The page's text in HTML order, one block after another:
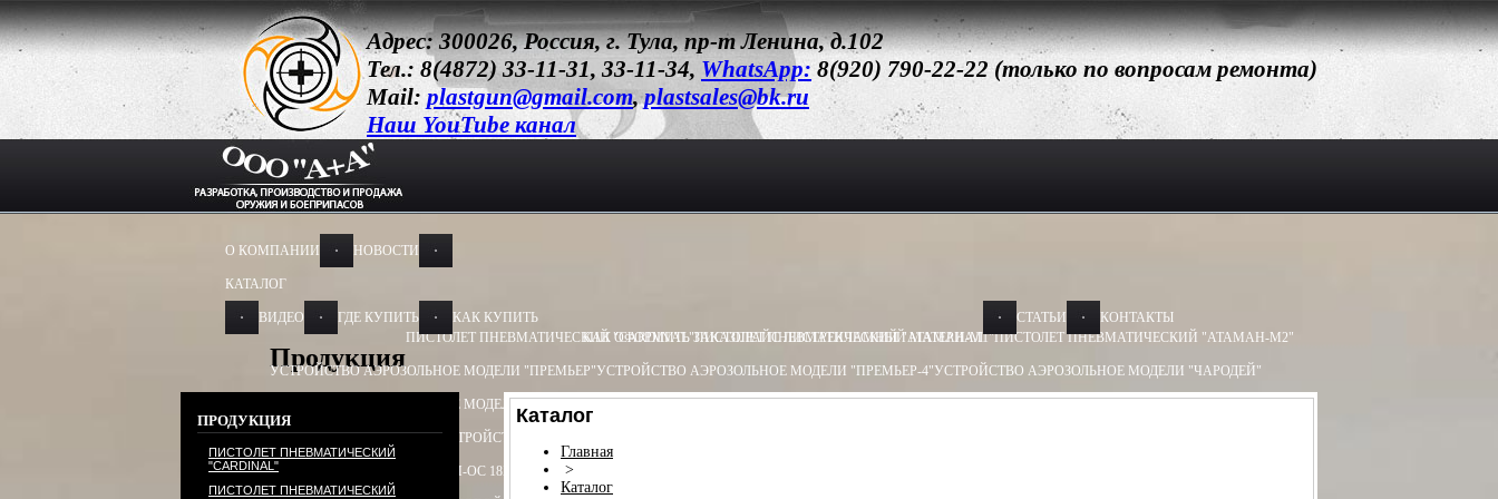
Адрес: 300026, Россия, г. Тула, пр-т Ленина, д.102
Тел.: 8(4872) 33-11-31, 33-11-34, WhatsApp:8(920) 790-22-22 (только по вопросам ремонта)
Mail: plastgun@gmail.com,plastsales@bk.ru
Наш YouTube канал
О КОМПАНИИ НОВОСТИ
КАТАЛОГ
Продукция
ПИСТОЛЕТ ПНЕВМАТИЧЕСКИЙ "CARDINAL"ПИСТОЛЕТ ПНЕВМАТИЧЕСКИЙ "АТАМАН-М1"ПИСТОЛЕТ ПНЕВМАТИЧЕСКИЙ "АТАМАН-М2"
УСТРОЙСТВО АЭРОЗОЛЬНОЕ МОДЕЛИ "ПРЕМЬЕР"УСТРОЙСТВО АЭРОЗОЛЬНОЕ МОДЕЛИ "ПРЕМЬЕР-4"УСТРОЙСТВО АЭРОЗОЛЬНОЕ МОДЕЛИ "ЧАРОДЕЙ"
УСТРОЙСТВО АЭРОЗОЛЬНОЕ МОДЕЛИ "ОБЕРЕГ"
УСТРОЙСТВО ПУСКОВОЕУСТРОЙСТВО ПУСКОВОЕ ПУ - 3
БАМ-ОС+CR 13Х50, 13Х60 БАМ-ОС 18Х55 БАМ-ОС 18Х51
ВИДЕО ГДЕ КУПИТЬ
КАК КУПИТЬ
КАК ОФОРМИТЬ ЗАКАЗПРАЙС ЛИСТРЕКЛАМНЫЙ МАТЕРИАЛ
СТАТЬИ КОНТАКТЫ
ПРОДУКЦИЯ
ПИСТОЛЕТ ПНЕВМАТИЧЕСКИЙ
"CARDINAL"
ПИСТОЛЕТ ПНЕВМАТИЧЕСКИЙ
Каталог
Главная
>
Каталог